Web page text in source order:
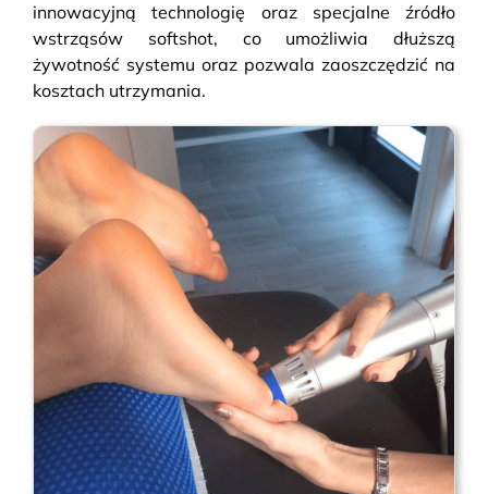
innowacyjną technologię oraz specjalne źródło
wstrząsów softshot, co umożliwia dłuższą
żywotność systemu oraz pozwala zaoszczędzić na
kosztach utrzymania.